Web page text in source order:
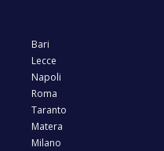
Bari
Lecce
Napoli
Roma
Taranto
Matera
Milano